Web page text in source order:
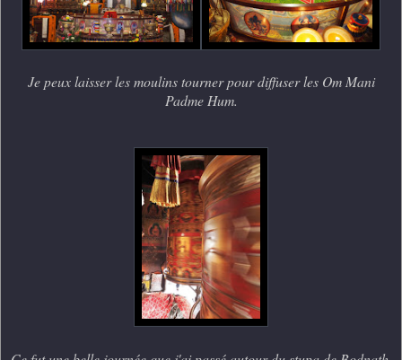
Je peux laisser les moulins tourner pour diffuser les Om Mani
Padme Hum.